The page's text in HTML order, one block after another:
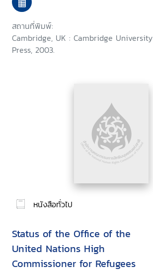
สถานที่พิมพ์:
Cambridge, UK : Cambridge University
Press, 2003.
หนังสือทั่วไป
Status of the Office of the
United Nations High
Commissioner for Refugees